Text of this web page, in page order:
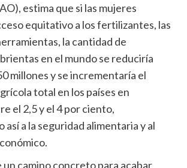
estima que si las mujeres
equitativo a los fertilizantes, las
la cantidad de
en el mundo se reduciría
millones y se incrementaría el
total en los países en
el 2,5 y el 4 por ciento,
a la seguridad alimentaria y al
un camino concreto para acabar